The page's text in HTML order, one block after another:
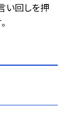
い回しを押